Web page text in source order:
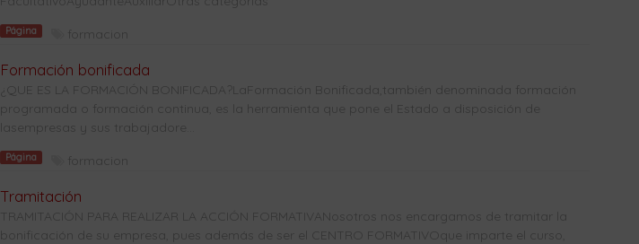
Página formacion
Formación bonificada
¿QUE ES LA FORMACIÓN BONIFICADA?LaFormación Bonificada,también denominada formación
programada o formación continua, es la herramienta que pone el Estado a disposición de
lasempresas y sus trabajadore...
Página formacion
Tramitación
TRAMITACIÓN PARA REALIZAR LA ACCIÓN FORMATIVANosotros nos encargamos de tramitar la
bonificación de su empresa, pues además de ser el CENTRO FORMATIVOque imparte el curso,